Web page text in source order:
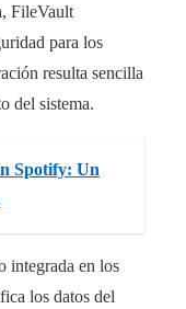
FileVault
para los
resulta sencilla
del sistema.
Spotify: Un
integrada en los
los datos del